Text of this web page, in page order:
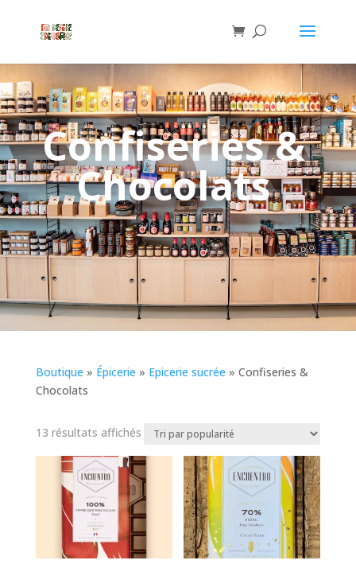
Confiseries &
Chocolats
Boutique » Épicerie » Epicerie sucrée » Confiseries &
Chocolats
13 résultats affichésTrié
popularité